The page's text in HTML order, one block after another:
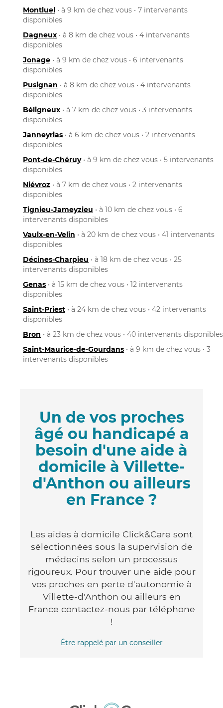
Montluel • à 9 km de chez vous • 7 intervenants
disponibles
Dagneux • à 8 km de chez vous • 4 intervenants
disponibles
Jonage • à 9 km de chez vous • 6 intervenants
disponibles
Pusignan • à 8 km de chez vous • 4 intervenants
disponibles
Béligneux • à 7 km de chez vous • 3 intervenants
disponibles
Janneyrias • à 6 km de chez vous • 2 intervenants
disponibles
Pont-de-Chéruy• à 9 km de chez vous • 5 intervenants
disponibles
Niévroz • à 7 km de chez vous • 2 intervenants
disponibles
Tignieu-Jameyzieu • à 10 km de chez vous • 6
intervenants disponibles
Vaulx-en-Velin • à 20 km de chez vous • 41 intervenants
disponibles
Décines-Charpieu • à 18 km de chez vous • 25
intervenants disponibles
Genas • à 15 km de chez vous • 12 intervenants
disponibles
Saint-Priest • à 24 km de chez vous • 42 intervenants
disponibles
Bron • à 23 km de chez vous • 40 intervenants disponibles
Saint-Maurice-de-Gourdans • à 9 km de chez vous • 3
intervenants disponibles
Un de vos proches
âgé ou handicapé a
besoin d'une aide à
domicile à Villette-
d'Anthon ou ailleurs
en France ?
Les aides à domicile Click&Care sont
sélectionnées sous la supervision de
médecins selon un processus
rigoureux. Pour trouver une aide pour
vos proches en perte d'autonomie à
Villette-d'Anthon ou ailleurs en
France contactez-nous par téléphone
!
Être rappelé par un conseiller